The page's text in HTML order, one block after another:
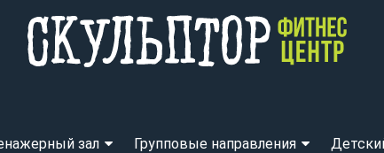
зал Групповые направления